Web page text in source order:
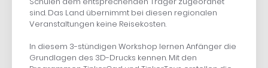
sind. Das Land übernimmt bei diesen regionalen
Veranstaltungen keine Reisekosten.
In diesem 3-stündigen Workshop lernen Anfänger die
Grundlagen des 3D-Drucks kennen. Mit den